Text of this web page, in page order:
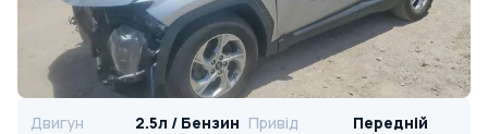
Двигун 2.5л / Бензин Привід
Передній